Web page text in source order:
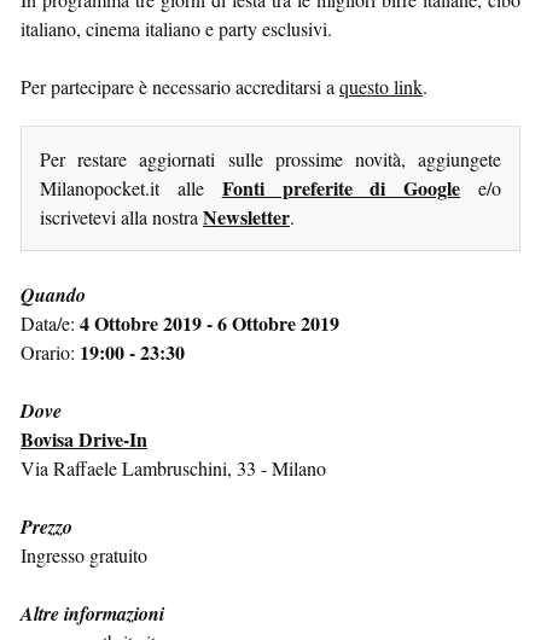
italiano, cinema italiano e party esclusivi.
Per partecipare è necessario accreditarsi a questo link.
Per restare aggiornati sulle prossime novità, aggiungete
Milanopocket.it alle Fonti preferite di Google e/o
iscrivetevi alla nostra Newsletter.
Quando
Data/e: 4 Ottobre 2019 - 6 Ottobre 2019
Orario: 19:00 - 23:30
Dove
Bovisa Drive-In
Via Raffaele Lambruschini, 33 - Milano
Prezzo
Ingresso gratuito
Altre informazioni